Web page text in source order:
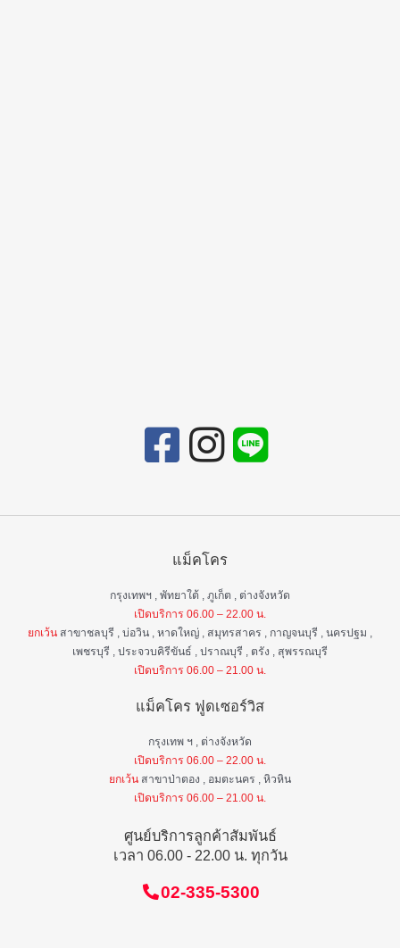
แม็คโคร
กรุงเทพฯ , พัทยาใต้ , ภูเก็ต , ต่างจังหวัด
เปิดบริการ 06.00 – 22.00 น.
ยกเว้น สาขาชลบุรี , บ่อวิน , หาดใหญ่ , สมุทรสาคร , กาญจนบุรี , นครปฐม ,
เพชรบุรี , ประจวบคิรีขันธ์ , ปราณบุรี , ตรัง , สุพรรณบุรี
เปิดบริการ 06.00 – 21.00 น.
แม็คโคร ฟูดเซอร์วิส
กรุงเทพ ฯ , ต่างจังหวัด
เปิดบริการ 06.00 – 22.00 น.
ยกเว้น สาขาป่าตอง , อมตะนคร , หิวหิน
เปิดบริการ 06.00 – 21.00 น.
ศูนย์บริการลูกค้าสัมพันธ์
เวลา 06.00 - 22.00 น. ทุกวัน
02-335-5300